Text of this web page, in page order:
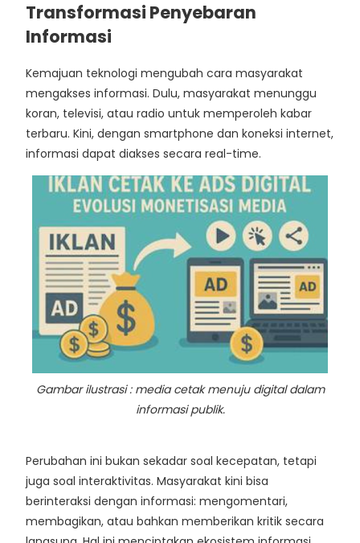
Transformasi Penyebaran
Informasi
Kemajuan teknologi mengubah cara masyarakat
mengakses informasi. Dulu, masyarakat menunggu
koran, televisi, atau radio untuk memperoleh kabar
terbaru. Kini, dengan smartphone dan koneksi internet,
informasi dapat diakses secara real-time.
Gambar ilustrasi : media cetak menuju digital dalam
informasi publik.
Perubahan ini bukan sekadar soal kecepatan, tetapi
juga soal interaktivitas. Masyarakat kini bisa
berinteraksi dengan informasi: mengomentari,
membagikan, atau bahkan memberikan kritik secara